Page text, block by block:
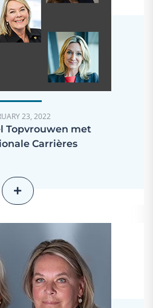
23, 2022
Topvrouwen met
Carrières